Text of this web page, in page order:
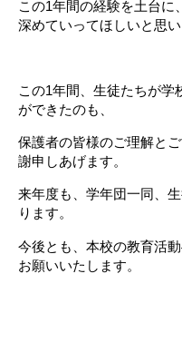
この1年間の経験を土台に
深めていってほしいと思い
この1年間、生徒たちが学
ができたのも、
保護者の皆様のご理解と
謝申しあげます。
来年度も、学年団一同、
ります。
今後とも、本校の教育活
お願いいたします。